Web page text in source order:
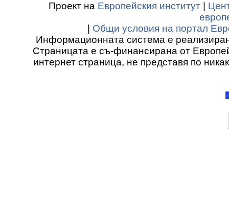
Проект на Европейския институт
Общи условия на портал
Информационната система е
Страницата е съ-финансирана от
интернет страница, не представя по